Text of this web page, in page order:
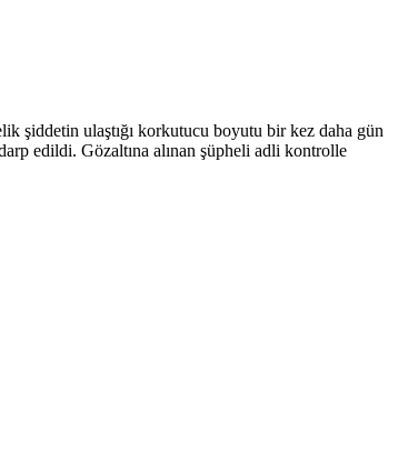
şiddetin ulaştığı korkutucu boyutu bir kez daha gün
edildi. Gözaltına alınan şüpheli adli kontrolle